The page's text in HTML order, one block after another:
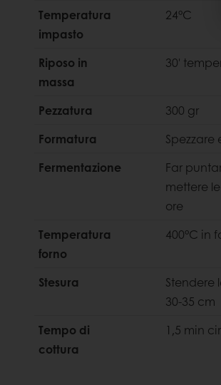
Temperatura
impasto
24°C
Riposo in
massa
30'
Pezzatura
300 gr
Formatura
Spezzare
Fermentazione
Far
mettere
ore
Temperatura
forno
400°C in
Stesura
Stendere
30-35 cm
Tempo di
cottura
1,5 min